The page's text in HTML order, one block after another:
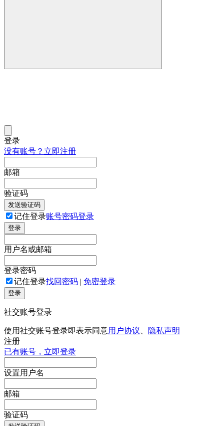
登录
没有账号？立即注册
邮箱
验证码
发送验证码
记住登录账号密码登录
登录
用户名或邮箱
登录密码
记住登录找回密码 | 免密登录
登录
社交账号登录
使用社交账号登录即表示同意用户协议
隐私声明
注册
已有账号，立即登录
设置用户名
邮箱
验证码